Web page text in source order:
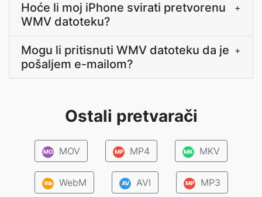
Hoće li moj iPhone svirati pretvorenu
WMV datoteku?
+
Mogu li pritisnuti WMV datoteku da je
pošaljem e-mailom?
+
Ostali pretvarači
MO MOV MP MP4 MK MKV
We WebM AV AVI MP MP3